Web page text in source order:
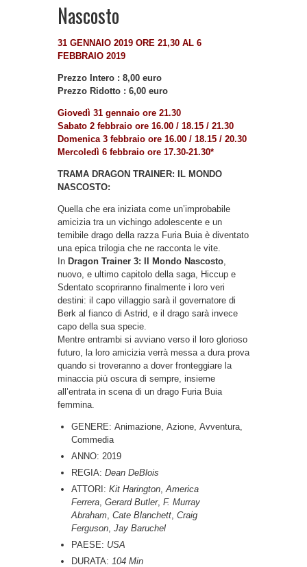
Nascosto
31 GENNAIO 2019 ORE 21,30 AL 6
FEBBRAIO 2019
Prezzo Intero : 8,00 euro
Prezzo Ridotto : 6,00 euro
Giovedì 31 gennaio ore 21.30
Sabato 2 febbraio ore 16.00 / 18.15 / 21.30
Domenica 3 febbraio ore 16.00 / 18.15 / 20.30
Mercoledì 6 febbraio ore 17.30-21.30*
TRAMA DRAGON TRAINER: IL MONDO
NASCOSTO:
Quella che era iniziata come un’improbabile
amicizia tra un vichingo adolescente e un
temibile drago della razza Furia Buia è diventato
una epica trilogia che ne racconta le vite.
In Dragon Trainer 3: Il Mondo Nascosto
nuovo, e ultimo capitolo della saga, Hiccup e
Sdentato scopriranno finalmente i loro veri
destini: il capo villaggio sarà il governatore di
Berk al fianco di Astrid, e il drago sarà invece
capo della sua specie.
Mentre entrambi si avviano verso il loro glorioso
futuro, la loro amicizia verrà messa a dura prova
quando si troveranno a dover fronteggiare la
minaccia più oscura di sempre, insieme
all’entrata in scena di un drago Furia Buia
femmina.
GENERE: Animazione, Azione, Avventura,
Commedia
ANNO: 2019
REGIA: Dean DeBlois
ATTORI: Kit Harington America
Ferrera Gerard Butler, F. Murray
Abraham Cate Blanchett Craig
Ferguson Jay Baruchel
PAESE: USA
DURATA: 104 Min